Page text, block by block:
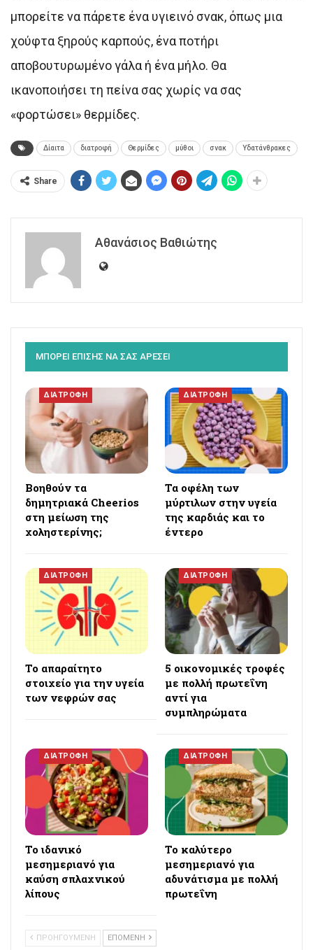
μπορείτε να πάρετε ένα υγιεινό σνακ, όπως μια
χούφτα ξηρούς καρπούς, ένα ποτήρι
αποβουτυρωμένο γάλα ή ένα μήλο. Θα
ικανοποιήσει τη πείνα σας χωρίς να σας
«φορτώσει» θερμίδες.
Δίαιτα διατροφή Θερμίδες μύθοι σνακ Υδατάνθρακες
Share
Αθανάσιος Βαθιώτης
ΜΠΟΡΕΙ ΕΠΙΣΗΣ ΝΑ ΣΑΣ ΑΡΕΣΕΙ
ΔΙΑΤΡΟΦΗ
Βοηθούν τα
δημητριακά Cheerios
στη μείωση της
χοληστερίνης;
ΔΙΑΤΡΟΦΗ
Τα οφέλη των
μύρτιλων στην υγεία
της καρδιάς και το
έντερο
ΔΙΑΤΡΟΦΗ
Το απαραίτητο
στοιχείο για την υγεία
των νεφρών σας
ΔΙΑΤΡΟΦΗ
5 οικονομικές τροφές
με πολλή πρωτεΐνη
αντί για
συμπληρώματα
ΔΙΑΤΡΟΦΗ
Το ιδανικό
μεσημεριανό για
καύση σπλαχνικού
λίπους
ΔΙΑΤΡΟΦΗ
Το καλύτερο
μεσημεριανό για
αδυνάτισμα με πολλή
πρωτεΐνη
ΠΡΟΗΓΟΥΜΕΝΗ ΕΠΟΜΕΝΗ